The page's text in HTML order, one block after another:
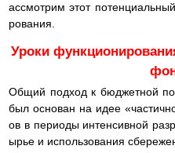
ассмотрим этот
рования.
Уроки
Общий подход к бюджетной
был основан на идее
ов в периоды интенсивной
ырье и использования